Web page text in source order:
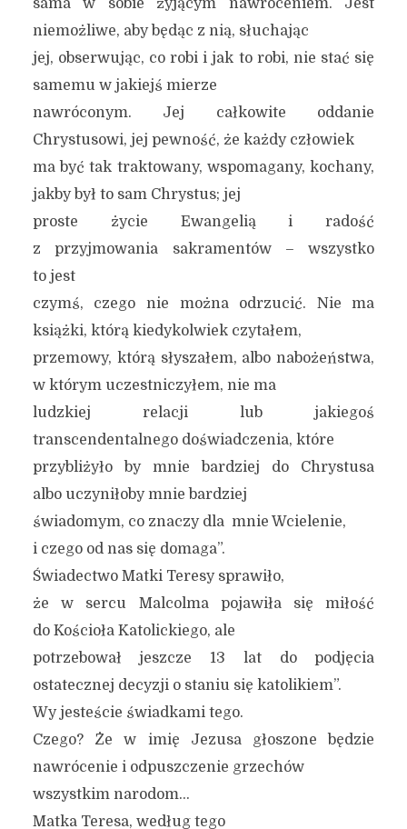
sama w sobie żyjącym nawróceniem. Jest
niemożliwe, aby będąc z nią, słuchając
jej, obserwując, co robi i jak to robi, nie stać się
samemu w jakiejś mierze
nawróconym. Jej całkowite oddanie
Chrystusowi, jej pewność, że każdy człowiek
ma być tak traktowany, wspomagany, kochany,
jakby był to sam Chrystus; jej
proste życie Ewangelią i radość
z przyjmowania sakramentów – wszystko
to jest
czymś, czego nie można odrzucić. Nie ma
książki, którą kiedykolwiek czytałem,
przemowy, którą słyszałem, albo nabożeństwa,
w którym uczestniczyłem, nie ma
ludzkiej relacji lub jakiegoś
transcendentalnego doświadczenia, które
przybliżyło by mnie bardziej do Chrystusa
albo uczyniłoby mnie bardziej
świadomym, co znaczy dla mnie Wcielenie,
i czego od nas się domaga”.
Świadectwo Matki Teresy sprawiło,
że w sercu Malcolma pojawiła się miłość
do Kościoła Katolickiego, ale
potrzebował jeszcze 13 lat do podjęcia
ostatecznej decyzji o staniu się katolikiem”.
Wy jesteście świadkami tego.
Czego? Że w imię Jezusa głoszone będzie
nawrócenie i odpuszczenie grzechów
wszystkim narodom…
Matka Teresa, według tego